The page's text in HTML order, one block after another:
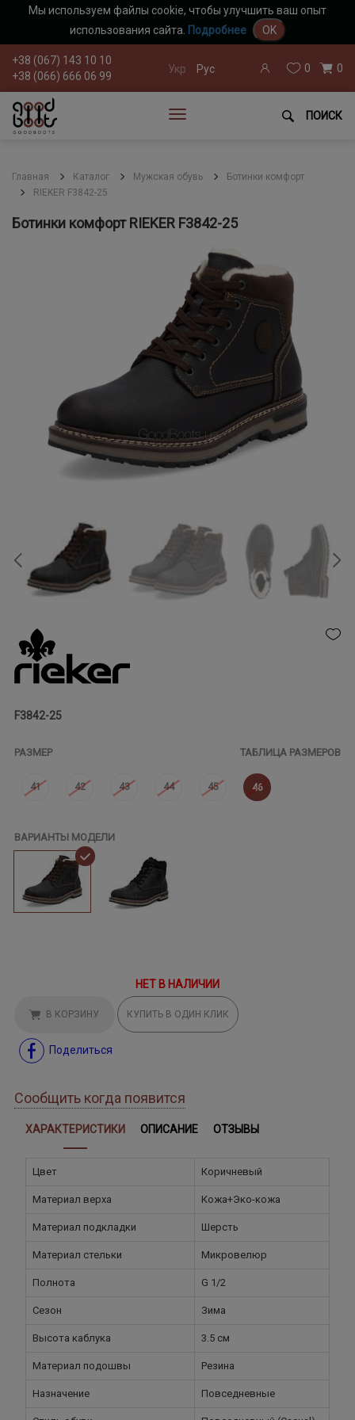
Мы используем файлы cookie, чтобы улучшить ваш опыт
использования сайта. Подробнее OK
+38 (067) 143 10 10
+38 (066) 666 06 99
Укр Рус 0 0
ПОИСК
Главная Каталог Мужская обувь
Ботинки комфорт
RIEKER F3842-25
Ботинки комфорт RIEKER F3842-25
F3842-25
РАЗМЕР ТАБЛИЦА РАЗМЕРОВ
41 42 43 44 45 46
ВАРИАНТЫ МОДЕЛИ
НЕТ В НАЛИЧИИ
В КОРЗИНУ КУПИТЬ В ОДИН КЛИК
Поделиться
Сообщить когда появится
ХАРАКТЕРИСТИКИ ОПИСАНИЕ ОТЗЫВЫ
Цвет Коричневый
Материал верха Кожа+Эко-кожа
Материал подкладки Шерсть
Материал стельки Микровелюр
Полнота G 1/2
Сезон Зима
Высота каблука 3.5 см
Материал подошвы Резина
Назначение Повседневные